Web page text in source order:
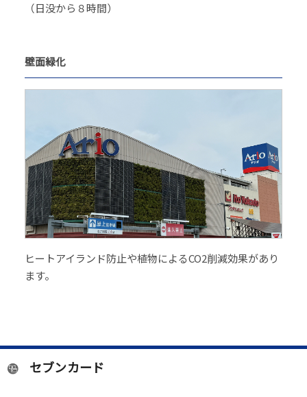
（日没から８時間）
壁面緑化
ヒートアイランド防止や植物によるCO2削減効果があり
ます。
セブンカード